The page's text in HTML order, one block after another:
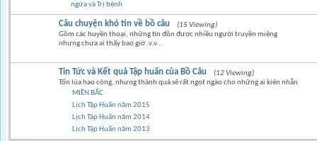
ngừa và Trị bệnh
Câu chuyện khó tin về bồ câu
(15 Viewing)
Gồm các huyền thoại, những tin đồn được nhiều người truyền miệng
nhưng chưa ai thấy bao giờ .v.v...
Tin Tức và Kết quả Tập huấn của Bồ Câu
(12 Viewing)
Tốn lúa hao công, nhưng thành quả sẽ rất ngọt ngào cho những ai kiên nhẫn
MIỀN BẮC
Lịch Tập Huấn năm 2015
Lịch Tập Huấn năm 2014
Lịch Tập Huấn năm 2013